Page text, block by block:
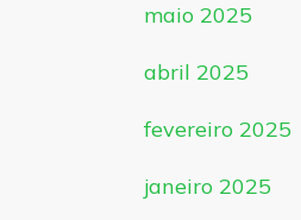
maio 2025
abril 2025
fevereiro 2025
janeiro 2025